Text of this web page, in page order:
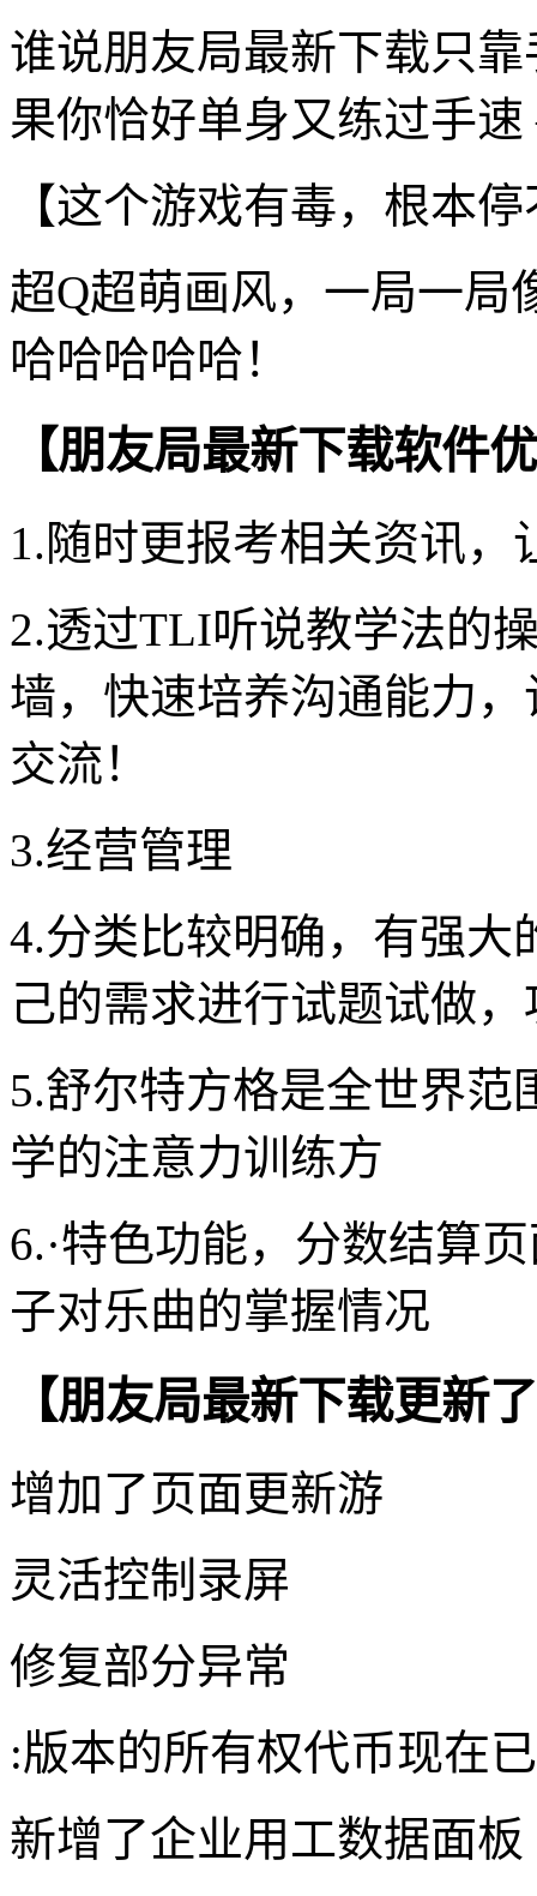
谁说朋友局最新下载只
果你恰好单身又练过手
【这个游戏有毒，根本
超Q超萌画风，一局一局
哈哈哈哈哈！
【朋友局最新下载软件
1.随时更报考相关资讯，
2.透过TLI听说教学法的
墙，快速培养沟通能力
交流！
3.经营管理
4.分类比较明确，有强大
己的需求进行试题试做
5.舒尔特方格是全世界
学的注意力训练方
6.·特色功能，分数结算
子对乐曲的掌握情况
【朋友局最新下载更新
增加了页面更新游
灵活控制录屏
修复部分异常
:版本的所有权代币现在
新增了企业用工数据面板